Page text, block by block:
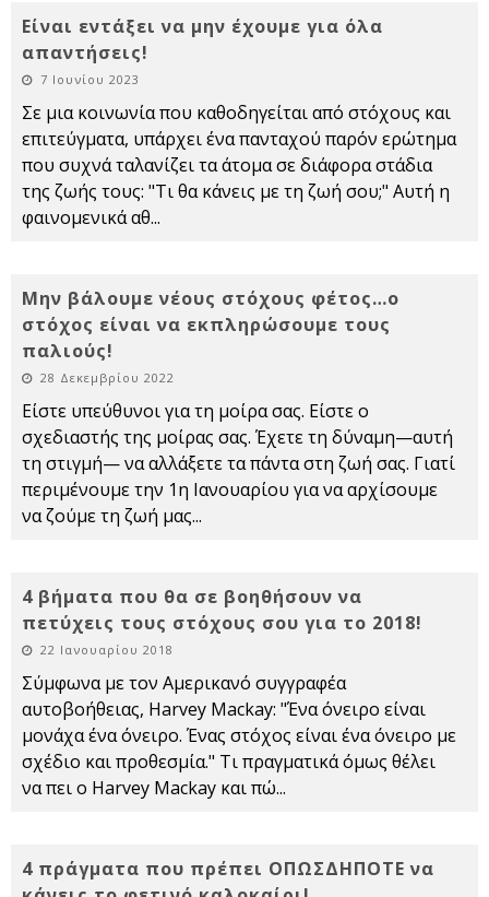
Είναι εντάξει να μην έχουμε για όλα
απαντήσεις!
7 Ιουνίου 2023
Σε μια κοινωνία που καθοδηγείται από στόχους και
επιτεύγματα, υπάρχει ένα πανταχού παρόν ερώτημα
που συχνά ταλανίζει τα άτομα σε διάφορα στάδια
της ζωής τους: "Τι θα κάνεις με τη ζωή σου;" Αυτή η
φαινομενικά αθ...
Μην βάλουμε νέους στόχους φέτος…ο
στόχος είναι να εκπληρώσουμε τους
παλιούς!
28 Δεκεμβρίου 2022
Είστε υπεύθυνοι για τη μοίρα σας. Είστε ο
σχεδιαστής της μοίρας σας. Έχετε τη δύναμη—αυτή
τη στιγμή— να αλλάξετε τα πάντα στη ζωή σας. Γιατί
περιμένουμε την 1η Ιανουαρίου για να αρχίσουμε
να ζούμε τη ζωή μας...
4 βήματα που θα σε βοηθήσουν να
πετύχεις τους στόχους σου για το 2018!
22 Ιανουαρίου 2018
Σύμφωνα με τον Αμερικανό συγγραφέα
αυτοβοήθειας, Harvey Mackay: "Ένα όνειρο είναι
μονάχα ένα όνειρο. Ένας στόχος είναι ένα όνειρο με
σχέδιο και προθεσμία." Τι πραγματικά όμως θέλει
να πει ο Harvey Mackay και πώ...
4 πράγματα που πρέπει ΟΠΩΣΔΗΠΟΤΕ να